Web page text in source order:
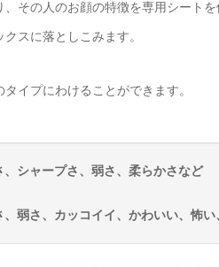
、その人のお顔の特徴を専用シート
スに落としこみます。
イプにわけることができます。
シャープさ、弱さ、柔らかさなど
弱さ、カッコイイ、かわいい、怖い